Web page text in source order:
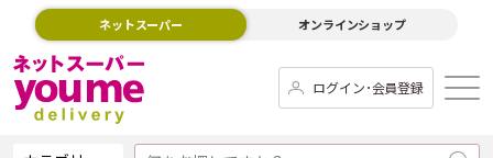
ネットスーパー オンラインショップ
ログイン･会員登録